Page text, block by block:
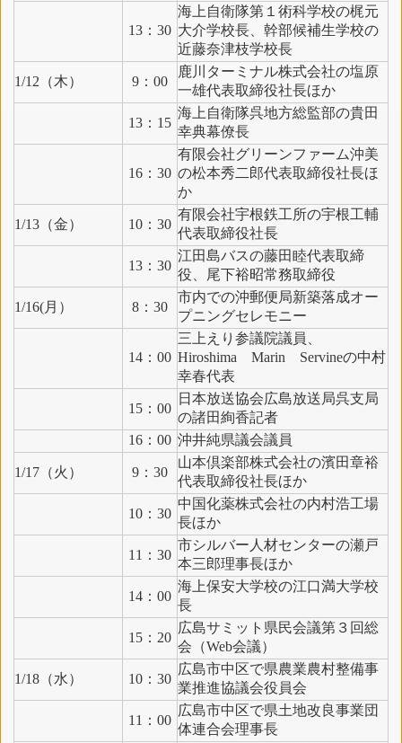
13：30
海上自衛隊第１術科学校の梶元
大介学校長、幹部候補生学校の
近藤奈津枝学校長
1/12（木） 9：00
鹿川ターミナル株式会社の塩原
一雄代表取締役社長ほか
13：15
海上自衛隊呉地方総監部の貴田
幸典幕僚長
16：30
有限会社グリーンファーム沖美
の松本秀二郎代表取締役社長ほ
か
1/13（金） 10：30
有限会社宇根鉄工所の宇根工輔
代表取締役社長
13：30
江田島バスの藤田睦代表取締
役、尾下裕昭常務取締役
1/16(月） 8：30
市内での沖郵便局新築落成オー
プニングセレモニー
14：00
三上えり参議院議員、
Hiroshima Marin Servineの中村
幸春代表
15：00
日本放送協会広島放送局呉支局
の諸田絢香記者
16：00 沖井純県議会議員
1/17（火） 9：30
山本倶楽部株式会社の濱田章裕
代表取締役社長ほか
10：30
中国化薬株式会社の内村浩工場
長ほか
11：30
市シルバー人材センターの瀬戸
本三郎理事長ほか
14：00
海上保安大学校の江口満大学校
長
15：20
広島サミット県民会議第３回総
会（Web会議）
1/18（水） 10：30
広島市中区で県農業農村整備事
業推進協議会役員会
11：00
広島市中区で県土地改良事業団
体連合会理事長